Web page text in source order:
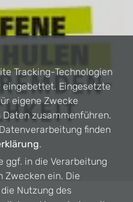
Tracking-Technologien
Eingesetzte
eigene Zwecke
zusammenführen.
finden
.
ggf. in die Verarbeitung
Zwecken ein. Die
Nutzung des